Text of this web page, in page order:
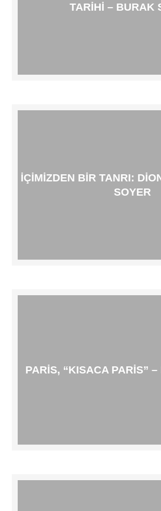
TARIHI – BURAK
İÇIMIZDEN BIR TANRI:
SOYER
PARIS, “KISACA PARIS”